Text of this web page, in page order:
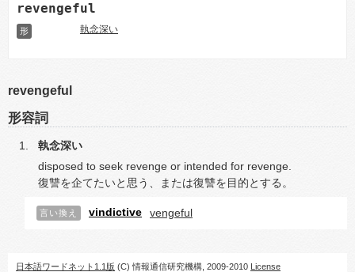
revengeful
形 執念深い
revengeful
形容詞
執念深い
disposed to seek revenge or intended for revenge.
復讐を企てたいと思う、または復讐を目的とする。
言い換え vindictive vengeful
日本語ワードネット1.1版 (C) 情報通信研究機構, 2009-2010 License